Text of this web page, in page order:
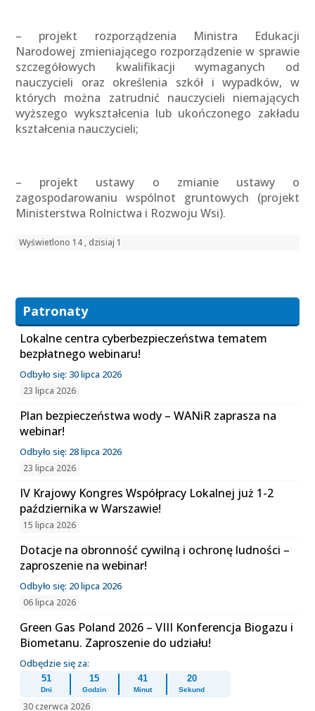
– projekt rozporządzenia Ministra Edukacji
Narodowej zmieniającego rozporządzenie w sprawie
szczegółowych kwalifikacji wymaganych od
nauczycieli oraz określenia szkół i wypadków, w
których można zatrudnić nauczycieli niemających
wyższego wykształcenia lub ukończonego zakładu
kształcenia nauczycieli;
– projekt ustawy o zmianie ustawy o
zagospodarowaniu wspólnot gruntowych (projekt
Ministerstwa Rolnictwa i Rozwoju Wsi).
Wyświetlono 14 , dzisiaj 1
Patronaty
Lokalne centra cyberbezpieczeństwa tematem
bezpłatnego webinaru!
Odbyło się: 30 lipca 2026
23 lipca 2026
Plan bezpieczeństwa wody – WANiR zaprasza na
webinar!
Odbyło się: 28 lipca 2026
23 lipca 2026
IV Krajowy Kongres Współpracy Lokalnej już 1-2
października w Warszawie!
15 lipca 2026
Dotacje na obronność cywilną i ochronę ludności –
zaproszenie na webinar!
Odbyło się: 20 lipca 2026
06 lipca 2026
Green Gas Poland 2026 – VIII Konferencja Biogazu i
Biometanu. Zaproszenie do udziału!
Odbędzie się za:
51
Dni
15
Godzin
41
Minut
20
Sekund
30 czerwca 2026